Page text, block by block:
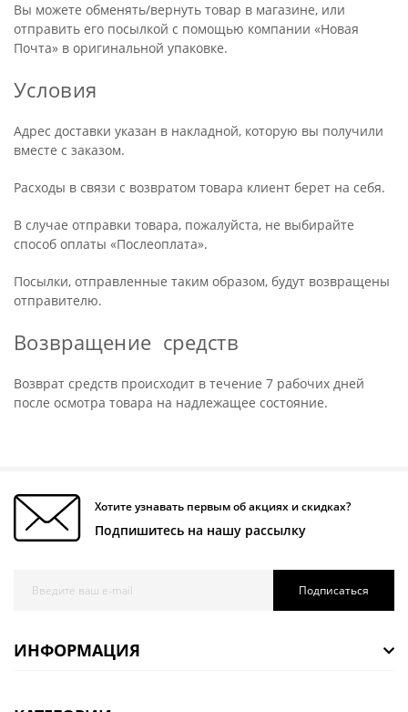
Вы можете обменять/вернуть товар в магазине, или
отправить его посылкой с помощью компании «Новая
Почта» в оригинальной упаковке.
Условия
Адрес доставки указан в накладной, которую вы получили
вместе с заказом.
Расходы в связи с возвратом товара клиент берет на себя.
В случае отправки товара, пожалуйста, не выбирайте
способ оплаты «Послеоплата».
Посылки, отправленные таким образом, будут возвращены
отправителю.
Возвращение средств
Возврат средств происходит в течение 7 рабочих дней
после осмотра товара на надлежащее состояние.
Хотите узнавать первым об акциях и скидках?
Подпишитесь на нашу рассылку
Подписаться
ИНФОРМАЦИЯ